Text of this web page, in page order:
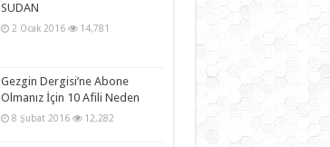
SUDAN
2 Ocak 2016 14,781
Gezgin Dergisi’ne Abone
Olmanız İçin 10 Afili Neden
8 Şubat 2016 12,282